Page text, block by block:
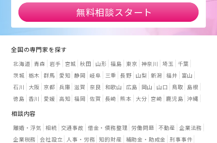
無料相談スタート
全国の専門家を探す
北海道 青森 岩手 宮城 秋田 山形 福島 東京 神奈川 埼玉
千葉
茨城 栃木 群馬 愛知 静岡 岐阜 三重 長野 山梨 新潟 福井
富山
石川
大阪 京都 兵庫 滋賀 奈良 和歌山 広島 岡山 山口 鳥取
島根
徳島 香川 愛媛 高知 福岡 佐賀 長崎 熊本 大分 宮崎 鹿児島 沖縄
相談内容
離婚・浮気 相続 交通事故 借金・債務整理 労働問題 不動産 企業法務
企業税務 会社設立 人事・労務 知的財産 補助金・助成金 刑事事件